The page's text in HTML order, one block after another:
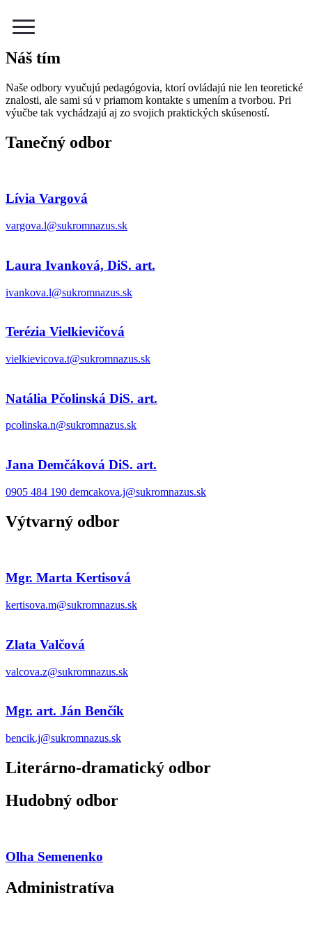
Menu
Náš tím
Naše odbory vyučujú pedagógovia, ktorí ovládajú nie len teoretické
znalosti, ale sami sú v priamom kontakte s umením a tvorbou. Pri
výučbe tak vychádzajú aj zo svojich praktických skúseností.
Tanečný odbor
Lívia Vargová
vargova.l@sukromnazus.sk
Laura Ivanková, DiS. art.
ivankova.l@sukromnazus.sk
Terézia Vielkievičová
vielkievicova.t@sukromnazus.sk
Natália Pčolinská DiS. art.
pcolinska.n@sukromnazus.sk
Jana Demčáková DiS. art.
0905 484 190 demcakova.j@sukromnazus.sk
Výtvarný odbor
Mgr. Marta Kertisová
kertisova.m@sukromnazus.sk
Zlata Valčová
valcova.z@sukromnazus.sk
Mgr. art. Ján Benčík
bencik.j@sukromnazus.sk
Literárno-dramatický odbor
Hudobný odbor
Olha Semenenko
Administratíva